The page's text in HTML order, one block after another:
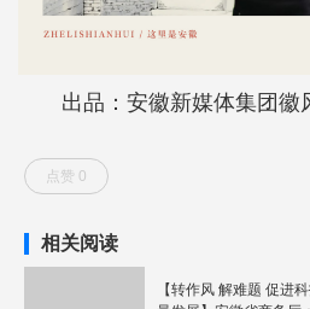
出品：安徽新媒体集团徽
点赞 0
相关阅读
【转作风 解难题 促进